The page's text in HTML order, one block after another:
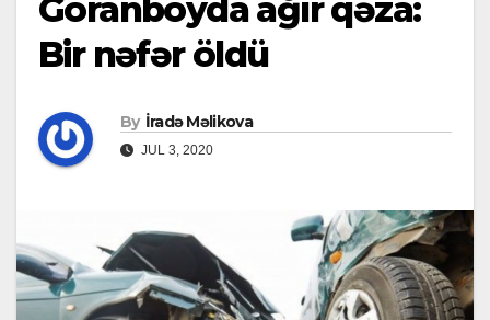
Goranboyda ağır qəza:
Bir nəfər öldü
By İradə Məlikova
JUL 3, 2020